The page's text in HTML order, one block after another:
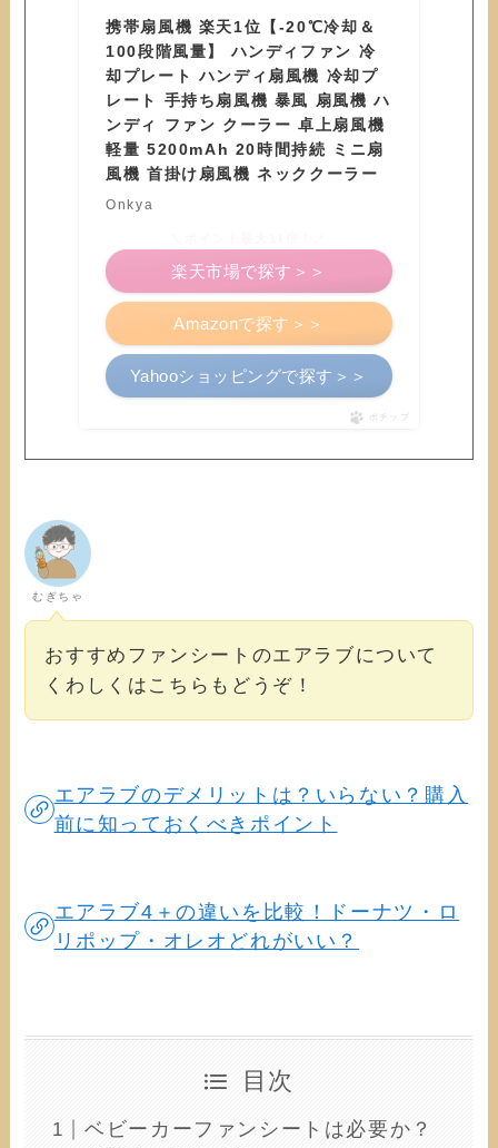
携帯扇風機 楽天1位【-20℃冷却＆
100段階風量】 ハンディファン 冷
却プレート ハンディ扇風機 冷却プ
レート 手持ち扇風機 暴風 扇風機 ハ
ンディ ファン クーラー 卓上扇風機
軽量 5200mAh 20時間持続 ミニ扇
風機 首掛け扇風機 ネッククーラー
Onkya
Amazonで探す＞＞
楽天市場で探す＞＞
Yahooショッピングで探す＞＞
ポチップ
むぎちゃ
おすすめファンシートのエアラブについて
くわしくはこちらもどうぞ！
エアラブのデメリットは？いらない？購入
前に知っておくべきポイント
エアラブ4＋の違いを比較！ドーナツ・ロ
リポップ・オレオどれがいい？
目次
ベビーカーファンシートは必要か？